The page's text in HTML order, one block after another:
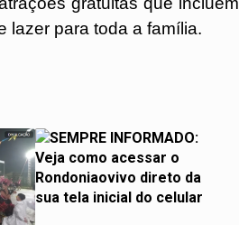
lazer para toda a família.